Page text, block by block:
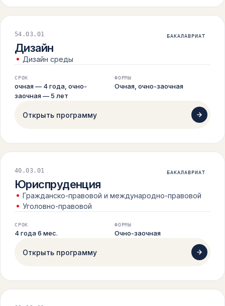
54.03.01 БАКАЛАВРИАТ
Дизайн
Дизайн среды
СРОК
очная — 4 года, очно-
заочная — 5 лет
ФОРМЫ
Очная, очно-заочная
Открыть программу
40.03.01 БАКАЛАВРИАТ
Юриспруденция
Гражданско-правовой и международно-правовой
Уголовно-правовой
СРОК
4 года 6 мес.
ФОРМЫ
Очно-заочная
Открыть программу